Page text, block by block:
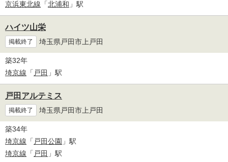
京浜東北線 「北浦和 」駅
ハイツ山栄
掲載終了 埼玉県戸田市上戸田
築32年
埼京線 「 戸田 」駅
戸田アルテミス
掲載終了 埼玉県戸田市上戸田
築34年
埼京線 「 戸田公園 」駅
埼京線 「 戸田 」駅